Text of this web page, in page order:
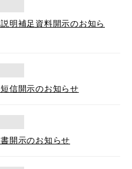
明補足資料開示のお知ら
信開示のお知らせ
開示のお知らせ